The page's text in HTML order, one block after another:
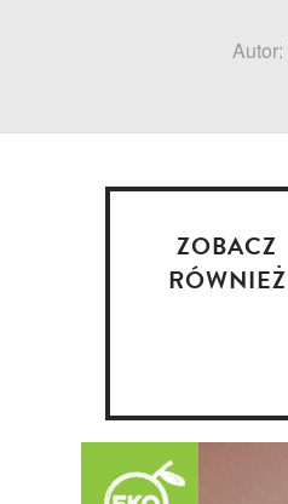
Autor:
ZOBACZ
RÓWNIEŻ